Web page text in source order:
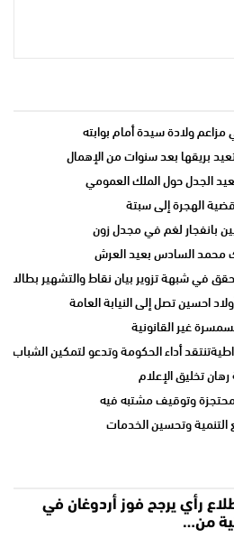
ولادة سيدة أمام بوابته
بريقها بعد سنوات من الإهمال
الجدل حول الملك العمومي
بانفجار لغم في مجدل زون
محمد السادس بعيد العرش
في شبهة تزوير بيان نقاط والتشهير بطالب
احسين تصل إلى النيابة العامة
غير القانونية
أداء الحكومة وتدعو لتمكين الشباب
تخليق الإعلام
وتوقيف مشتبه فيه
وتحسين الخدمات
رأي يرجح فوز أردوغان في
من…